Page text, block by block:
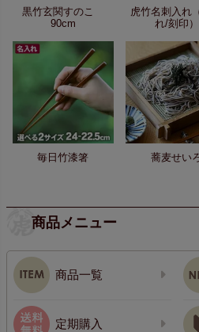
黒竹玄関すのこ
90cm
虎竹名刺入れ
れ/刻印）
毎日竹漆箸 蕎麦せい
商品メニュー
商品一覧
定期購入